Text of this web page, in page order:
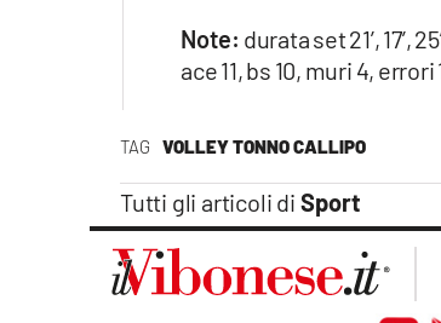
TAG VOLLEY TONNO CALLIPO
Tutti gli articoli di Sport
Note: durata set 21’, 17’,
ace 11, bs 10, muri 4,